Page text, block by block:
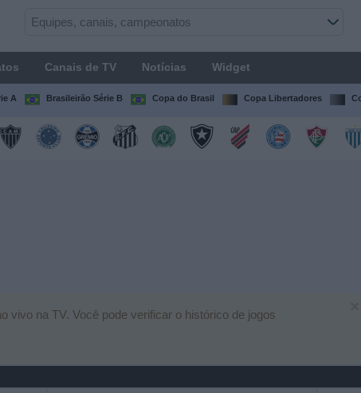
Canais de TV Notícias Widget
A Brasileirão Série B Copa do Brasil Copa Libertadores
vivo na TV. Você pode verificar o histórico de jogos